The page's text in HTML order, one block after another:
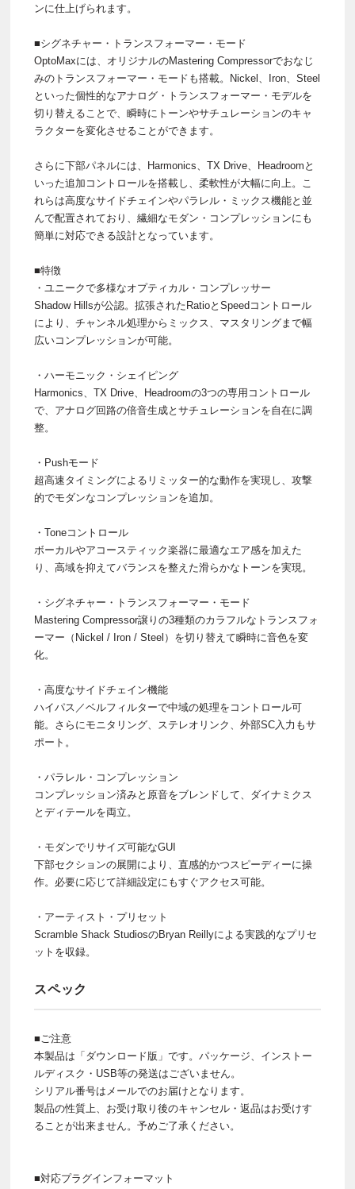
ンに仕上げられます。
■シグネチャー・トランスフォーマー・モード
OptoMaxには、オリジナルのMastering Compressorでおなじ
みのトランスフォーマー・モードも搭載。Nickel、Iron、Steel
といった個性的なアナログ・トランスフォーマー・モデルを
切り替えることで、瞬時にトーンやサチュレーションのキャ
ラクターを変化させることができます。
さらに下部パネルには、Harmonics、TX Drive、Headroomと
いった追加コントロールを搭載し、柔軟性が大幅に向上。こ
れらは高度なサイドチェインやパラレル・ミックス機能と並
んで配置されており、繊細なモダン・コンプレッションにも
簡単に対応できる設計となっています。
■特徴
・ユニークで多様なオプティカル・コンプレッサー
Shadow Hillsが公認。拡張されたRatioとSpeedコントロール
により、チャンネル処理からミックス、マスタリングまで幅
広いコンプレッションが可能。
・ハーモニック・シェイピング
Harmonics、TX Drive、Headroomの3つの専用コントロール
で、アナログ回路の倍音生成とサチュレーションを自在に調
整。
・Pushモード
超高速タイミングによるリミッター的な動作を実現し、攻撃
的でモダンなコンプレッションを追加。
・Toneコントロール
ボーカルやアコースティック楽器に最適なエア感を加えた
り、高域を抑えてバランスを整えた滑らかなトーンを実現。
・シグネチャー・トランスフォーマー・モード
Mastering Compressor譲りの3種類のカラフルなトランスフォ
ーマー（Nickel / Iron / Steel）を切り替えて瞬時に音色を変
化。
・高度なサイドチェイン機能
ハイパス／ベルフィルターで中域の処理をコントロール可
能。さらにモニタリング、ステレオリンク、外部SC入力もサ
ポート。
・パラレル・コンプレッション
コンプレッション済みと原音をブレンドして、ダイナミクス
とディテールを両立。
・モダンでリサイズ可能なGUI
下部セクションの展開により、直感的かつスピーディーに操
作。必要に応じて詳細設定にもすぐアクセス可能。
・アーティスト・プリセット
Scramble Shack StudiosのBryan Reillyによる実践的なプリセ
ットを収録。
スペック
■ご注意
本製品は「ダウンロード版」です。パッケージ、インストー
ルディスク・USB等の発送はございません。
シリアル番号はメールでのお届けとなります。
製品の性質上、お受け取り後のキャンセル・返品はお受けす
ることが出来ません。予めご了承ください。
■対応プラグインフォーマット